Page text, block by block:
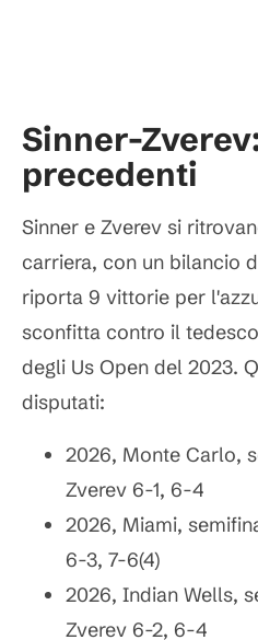
Sinner-
precedenti
Sinner e Zverev si
carriera, con un bilancio
riporta 9 vittorie per
sconfitta contro il
degli Us Open del 2023.
disputati:
2026, Monte Carlo,
Zverev 6-1, 6-4
2026, Miami,
6-3, 7-6(4)
2026, Indian Wells,
Zverev 6-2, 6-4